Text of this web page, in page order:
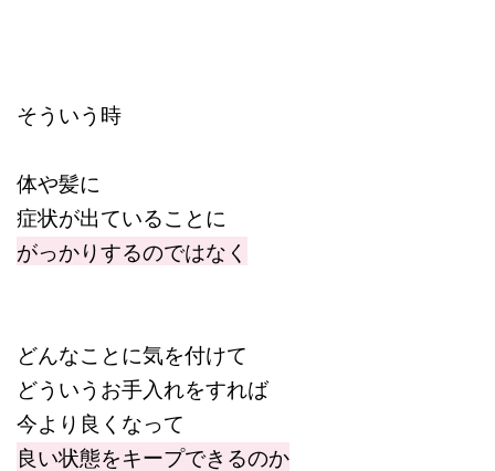
そういう時
体や髪に
症状が出ていることに
がっかりするのではなく
どんなことに気を付けて
どういうお手入れをすれば
今より良くなって
良い状態をキープできるのか